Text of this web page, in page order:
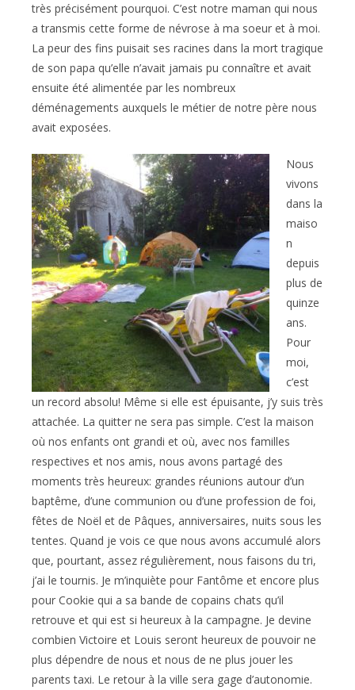
très précisément pourquoi. C’est notre maman qui nous
a transmis cette forme de névrose à ma soeur et à moi.
La peur des fins puisait ses racines dans la mort tragique
de son papa qu’elle n’avait jamais pu connaître et avait
ensuite été alimentée par les nombreux
déménagements auxquels le métier de notre père nous
avait exposées.
Nous
vivons
dans la
maiso
n
depuis
plus de
quinze
ans.
Pour
moi,
c’est
un record absolu! Même si elle est épuisante, j’y suis très
attachée. La quitter ne sera pas simple. C’est la maison
où nos enfants ont grandi et où, avec nos familles
respectives et nos amis, nous avons partagé des
moments très heureux: grandes réunions autour d’un
baptême, d’une communion ou d’une profession de foi,
fêtes de Noël et de Pâques, anniversaires, nuits sous les
tentes. Quand je vois ce que nous avons accumulé alors
que, pourtant, assez régulièrement, nous faisons du tri,
j’ai le tournis. Je m’inquiète pour Fantôme et encore plus
pour Cookie qui a sa bande de copains chats qu’il
retrouve et qui est si heureux à la campagne. Je devine
combien Victoire et Louis seront heureux de pouvoir ne
plus dépendre de nous et nous de ne plus jouer les
parents taxi. Le retour à la ville sera gage d’autonomie.